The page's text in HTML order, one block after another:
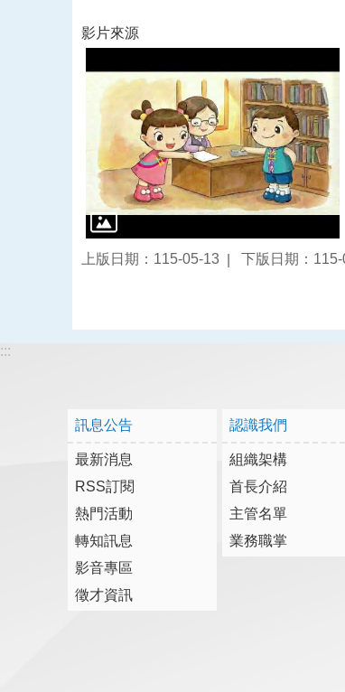
影片來源
上版日期：115-05-13 下版日期：
:::
訊息公告
最新消息
RSS訂閱
熱門活動
轉知訊息
影音專區
徵才資訊
認識我們
組織架構
首長介紹
主管名單
業務職掌